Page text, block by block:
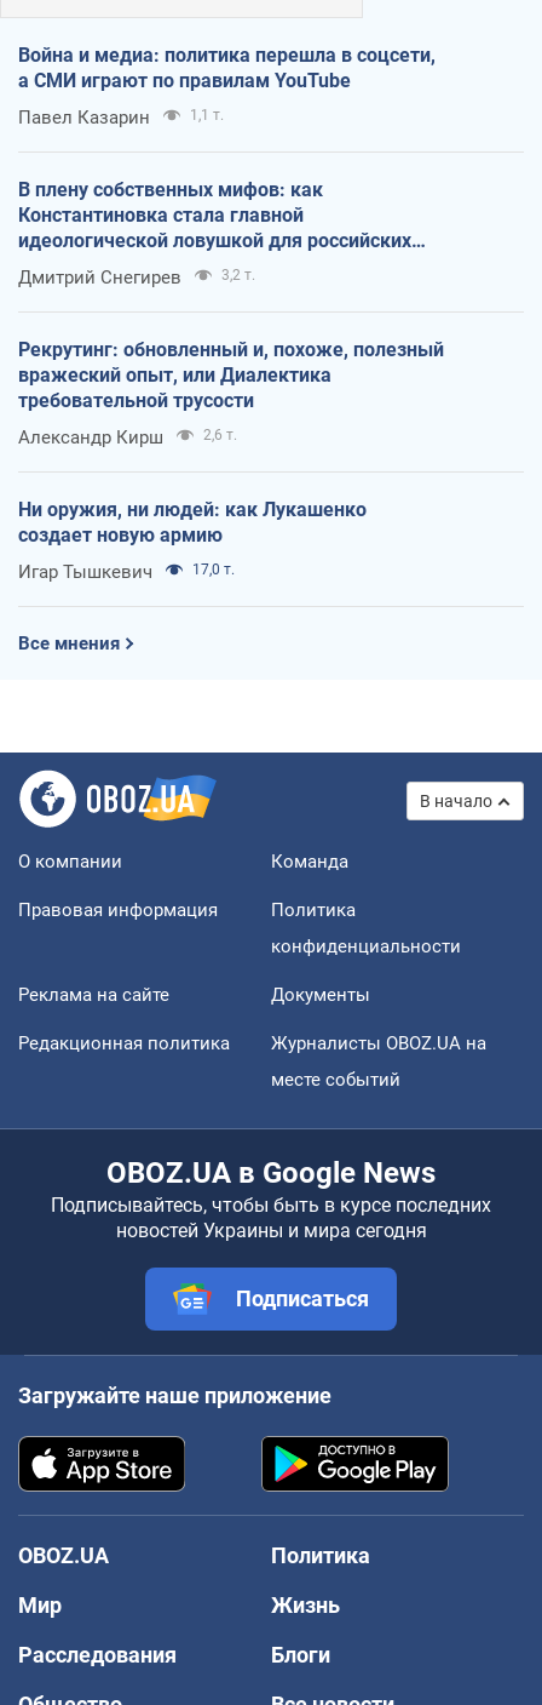
Война и медиа: политика перешла в соцсети,
а СМИ играют по правилам YouTube
Павел Казарин 1,1 т.
В плену собственных мифов: как
Константиновка стала главной
идеологической ловушкой для российских
оккупантов
Дмитрий Снегирев 3,2 т.
Рекрутинг: обновленный и, похоже, полезный
вражеский опыт, или Диалектика
требовательной трусости
Александр Кирш 2,6 т.
Ни оружия, ни людей: как Лукашенко
создает новую армию
Игар Тышкевич 17,0 т.
Все мнения
В начало
О компании Команда
Правовая информация
Политика
конфиденциальности
Реклама на сайте Документы
Редакционная политика
Журналисты OBOZ.UA на
месте событий
OBOZ.UA в Google News
Подписывайтесь, чтобы быть в курсе последних
новостей Украины и мира сегодня
Подписаться
Загружайте наше приложение
OBOZ.UA
Политика
Мир
Жизнь
Расследования
Блоги